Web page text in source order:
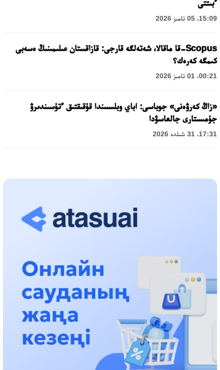
ءبىتتى
15:09، 05 تامىز 2026
Scopus-قا ماقالا، شەتەلگە قارجى: قازاقستان عىلىمىنىڭ ەسەبى
كىمگە كەرەك؟
00:21، 01 تامىز 2026
«زاڭ كەرۋەنى» جوباسى: اباي وبلىسىندا قۇقىقتىق ءتۇسىندىرۋ
جۇمىستارى جالعاسۋدا
17:31، 31 شىلدە 2026
اسحات اسىلبەكوۆ: كۇشتى بيلىككە كۇشتى تۇلعالار كەرەك!
ابزال دوستيار: دۋمان مۇحامەتكارىمدى الماتى تۇرمەسىنە اۋىستىرۋى
مۇمكىن
16:15، 27 شىلدە 2026
وسكەنباي قۇلاتاي ۇلى: رۋحانياتقا قىزمەت ەتكەن قالامگەر